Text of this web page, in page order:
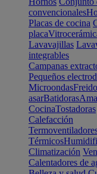
convencionales
Placas de cocina
placa
Lavavajillas
integrables
Campanas
Pequeños
Microondas
asarBatidoras
CocinaTostadoras
Calefacción
Térmicos
Climatización
Calentadores de